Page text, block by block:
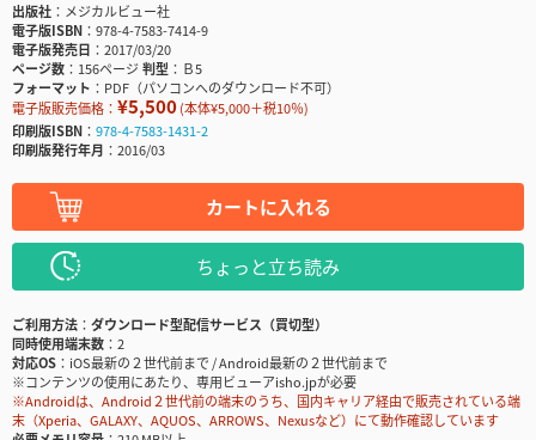
出版社
メジカルビュー社
電子版ISBN
978-4-7583-7414-9
電子版発売日
2017/03/20
ページ数
156ページ判型
Ｂ5
フォーマット
PDF（パソコンへのダウンロード不可）
電子版販売価格： ¥5,500(本体¥5,000＋税10％)
印刷版ISBN
978-4-7583-1431-2
印刷版発行年月
2016/03
カートに入れる
ちょっと立ち読み
ご利用方法
ダウンロード型配信サービス（買切型）
同時使用端末数
2
対応OS
iOS最新の２世代前まで / Android最新の２世代前まで
※コンテンツの使用にあたり、専用ビューアisho.jpが必要
※Androidは、Android２世代前の端末のうち、国内キャリア経由で販売されている端
末（Xperia、GALAXY、AQUOS、ARROWS、Nexusなど）にて動作確認しています